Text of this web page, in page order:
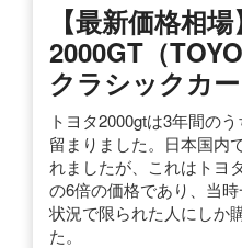
【最新価格相
2000GT（
クラシックカ
トヨタ2000gtは3年間の
留まりました。日本国内
れましたが、これはトヨ
の6倍の価格であり、当
状況で限られた人にしか
た。